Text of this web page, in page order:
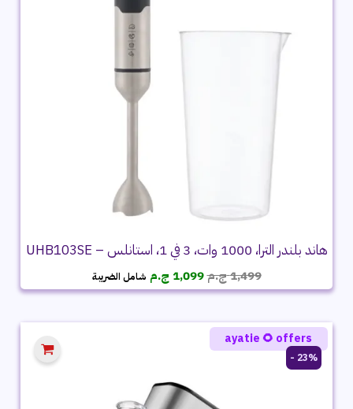
هاند بلندر الترا، 1000 وات، 3 في 1، استانلس – UHB103SE
1,499ج.مالسعر
الأصلي
1,499 ج.م.
1,099 ج.م السعر
الحالي
1,099 ج.م.
شامل الضريبة
23% -
ayatie 🌻 offers